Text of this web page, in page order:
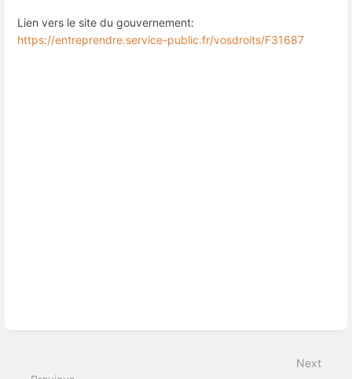
Lien vers le site du gouvernement:
https://entreprendre.service-public.fr/vosdroits/F31687
Next